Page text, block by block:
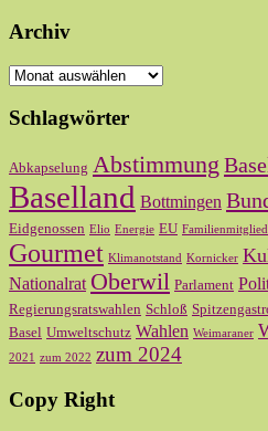
Archiv
Archiv
Schlagwörter
Abkapselung Abstimmung
Baselland Bottmingen
Eidgenossen Elio Energie EU Familienmitglied
Gourmet Klimanotstand Kornicker
Nationalrat Oberwil Parlament
Regierungsratswahlen Schloß
Basel Umweltschutz Wahlen Weimaraner
2021
zum 2022 zum 2024
Copy Right